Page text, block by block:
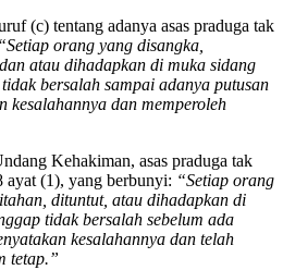
(c) tentang adanya asas praduga tak
“Setiap orang yang disangka,
atau dihadapkan di muka sidang
bersalah sampai adanya putusan
kesalahannya dan memperoleh
Kehakiman, asas praduga tak
ayat (1), yang berbunyi: “Setiap orang
dituntut, atau dihadapkan di
tidak bersalah sebelum ada
kesalahannya dan telah
tetap.”